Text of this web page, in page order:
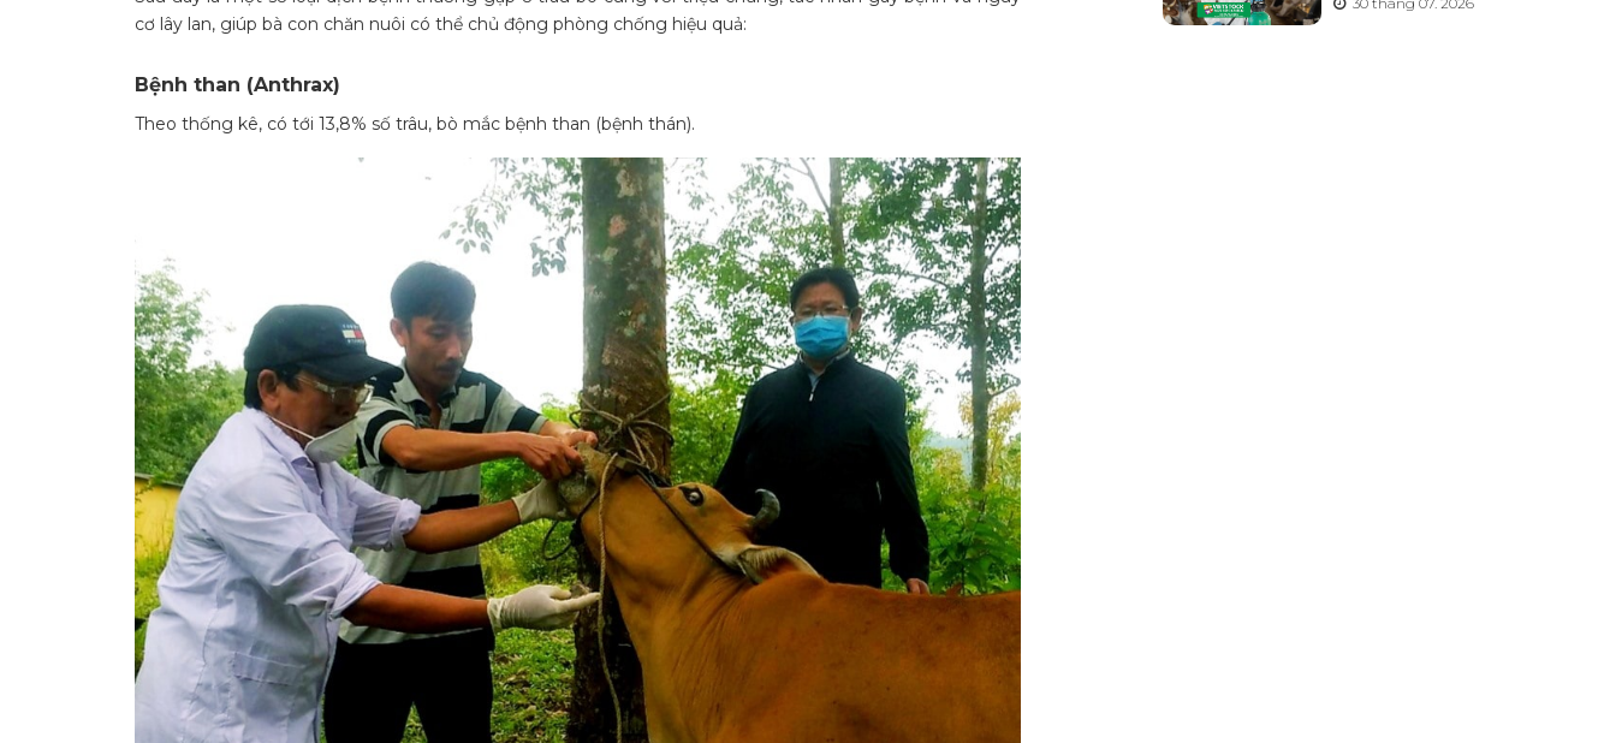
cơ lây lan, giúp bà con chăn nuôi có thể chủ động phòng chống hiệu quả:
Bệnh than (Anthrax)
Theo thống kê, có tới 13,8% số trâu, bò mắc bệnh than (bệnh thán).
Chọn Và Lưu Ý